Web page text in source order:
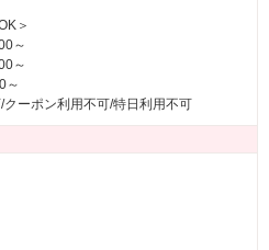
＞
～
～
～
ーポン利用不可/特日利用不可